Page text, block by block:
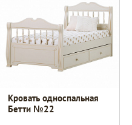
Кровать односпальная
Бетти №22